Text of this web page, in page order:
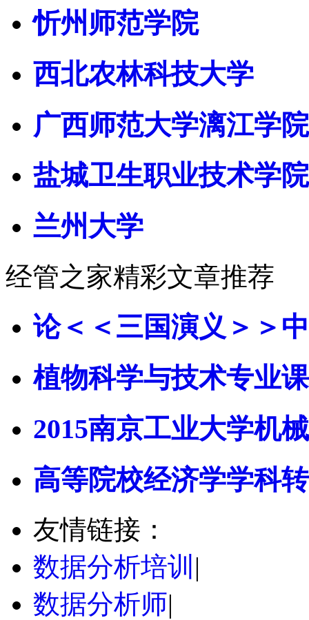
忻州师范学院
西北农林科技大学
广西师范大学漓江学院
盐城卫生职业技术学院
兰州大学
经管之家精彩文章推荐
论＜＜三国演义＞＞
植物科学与技术专业
2015南京工业大学机械
高等院校经济学学科
友情链接：
数据分析培训 |
数据分析师|